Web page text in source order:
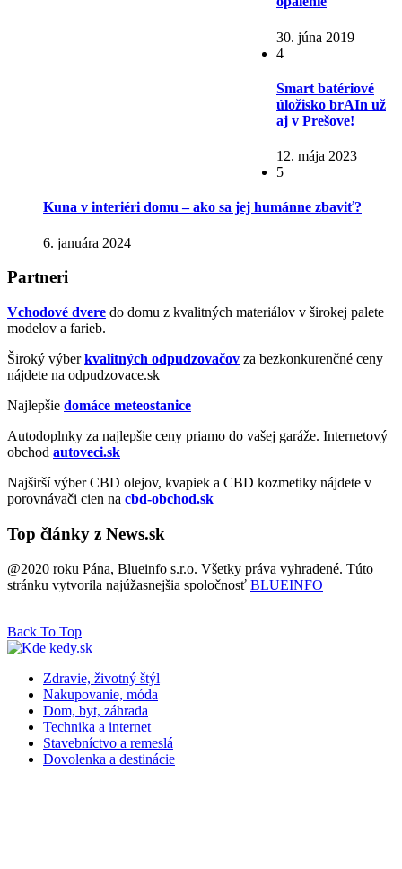
30. júna 2019
4
Smart batériové
úložisko brAIn už
aj v Prešove!
12. mája 2023
5
Kuna v interiéri domu – ako sa jej humánne zbaviť?
6. januára 2024
Partneri
Vchodové dvere do domu z kvalitných materiálov v širokej palete
modelov a farieb.
Široký výberkvalitných odpudzovačov za bezkonkurenčné ceny
nájdete na odpudzovace.sk
Najlepšie domáce meteostanice
Autodoplnky za najlepšie ceny priamo do vašej garáže. Internetový
obchod autoveci.sk
Najširší výber CBD olejov, kvapiek a CBD kozmetiky nájdete v
porovnávači cien na cbd-obchod.sk
Top články z News.sk
@2020 roku Pána, Blueinfo s.r.o. Všetky práva vyhradené. Túto
stránku vytvorila najúžasnejšia spoločnosť BLUEINFO
Back To Top
Zdravie, životný štýl
Nakupovanie, móda
Dom, byt, záhrada
Technika a internet
Stavebníctvo a remeslá
Dovolenka a destinácie